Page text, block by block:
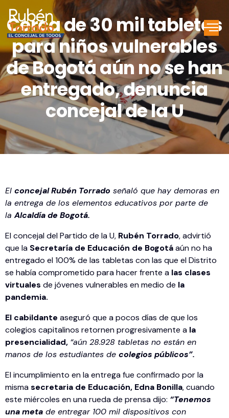
Cerca de 30 mil tabletas
para niños vulnerables
de Bogotá aún no se han
entregado, denuncia
concejal de la U
El concejal Rubén Torrado señaló que hay demoras en
la entrega de los elementos educativos por parte de
laAlcaldía de Bogotá.
El concejal del Partido de la U, Rubén Torrado, advirtió
que la Secretaría de Educación de Bogotáaún no ha
entregado el 100% de las tabletas con las que el Distrito
se había comprometido para hacer frente a las clases
virtuales de jóvenes vulnerables en medio de la
pandemia.
El cabildante aseguró que a pocos días de que los
colegios capitalinos retornen progresivamente a la
presencialidad, “aún 28.928 tabletas no están en
manos de los estudiantes de colegios públicos”.
El incumplimiento en la entrega fue confirmado por la
mismasecretaria de Educación, Edna Bonilla, cuando
este miércoles en una rueda de prensa dijo: “Tenemos
una meta de entregar 100 mil dispositivos con